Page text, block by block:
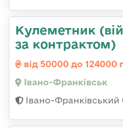
Кулеметник
за контрактом)
від 50000 до 124000
Івано-Франківськ
Івано-